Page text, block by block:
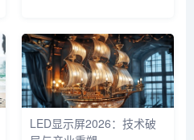
景的渗透率快速提升，行业不再
单纯依赖传统户外大屏的存量替
换，而是向更精细化的应用层级
拓展。据多家券商研报援引的产
业链调研信息，小间距LED在控
制室、演播室等专业市场的出货
量同比回升，而租赁市场也因演
LED显示屏2026：技术破